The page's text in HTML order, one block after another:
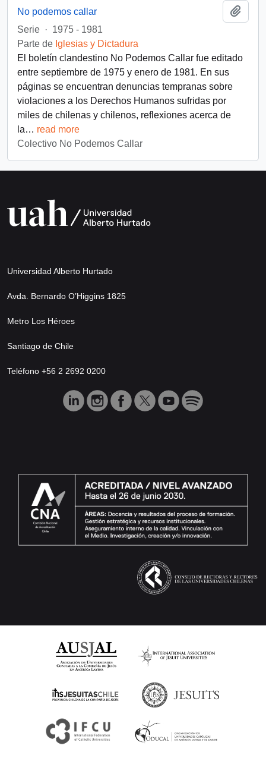
No podemos callar
Serie · 1975 - 1981
Parte de Iglesias y Dictadura
El boletín clandestino No Podemos Callar fue editado
entre septiembre de 1975 y enero de 1981. En sus
páginas se encuentran denuncias tempranas sobre
violaciones a los Derechos Humanos sufridas por
miles de chilenas y chilenos, reflexiones acerca de
la… read more
Colectivo No Podemos Callar
Universidad Alberto Hurtado
Avda. Bernardo O’Higgins 1825
Metro Los Héroes
Santiago de Chile
Teléfono +56 2 2692 0200